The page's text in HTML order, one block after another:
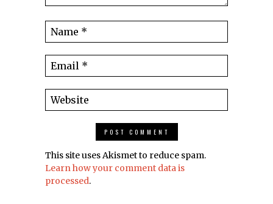
This site uses Akismet to reduce spam.
Learn how your comment data is
processed.